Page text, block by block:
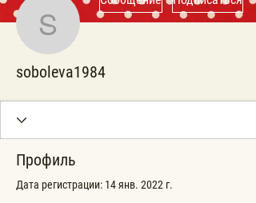
soboleva1984
soboleva1984
Профиль
Дата регистрации: 14 янв. 2022 г.